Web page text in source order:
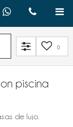
0
piscina
de lujo.